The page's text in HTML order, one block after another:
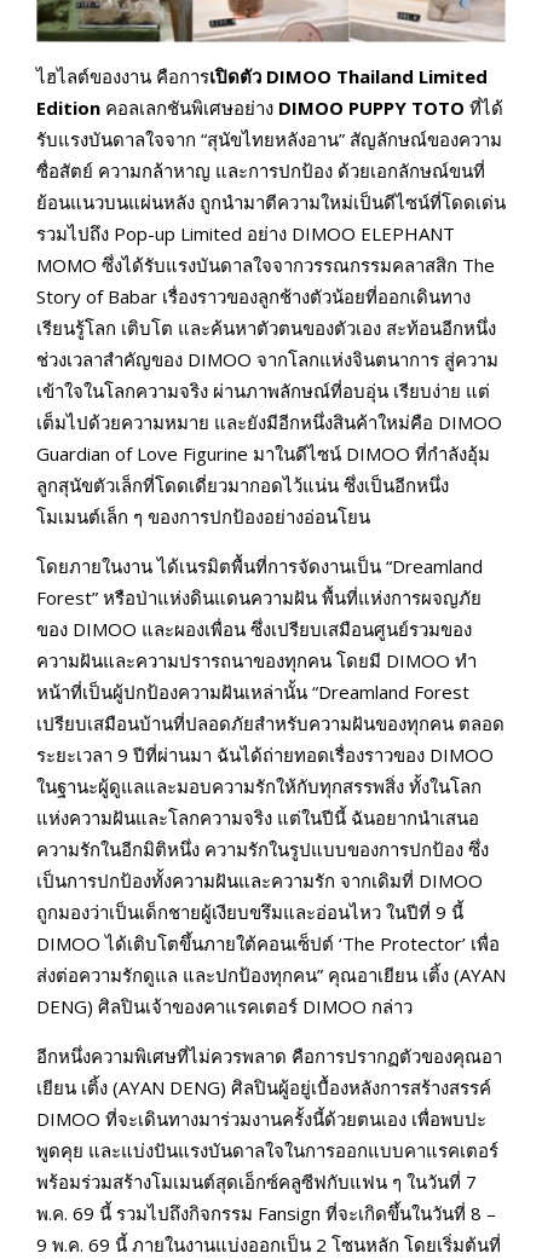
ไฮไลต์ของงาน คือการเปิดตัว DIMOO Thailand Limited
Edition คอลเลกชันพิเศษอย่าง DIMOO PUPPY TOTO ที่ได้
รับแรงบันดาลใจจาก “สุนัขไทยหลังอาน” สัญลักษณ์ของความ
ซื่อสัตย์ ความกล้าหาญ และการปกป้อง ด้วยเอกลักษณ์ขนที่
ย้อนแนวบนแผ่นหลัง ถูกนำมาตีความใหม่เป็นดีไซน์ที่โดดเด่น
รวมไปถึง Pop-up Limited อย่าง DIMOO ELEPHANT
MOMO ซึ่งได้รับแรงบันดาลใจจากวรรณกรรมคลาสสิก The
Story of Babar เรื่องราวของลูกช้างตัวน้อยที่ออกเดินทาง
เรียนรู้โลก เติบโต และค้นหาตัวตนของตัวเอง สะท้อนอีกหนึ่ง
ช่วงเวลาสำคัญของ DIMOO จากโลกแห่งจินตนาการ สู่ความ
เข้าใจในโลกความจริง ผ่านภาพลักษณ์ที่อบอุ่น เรียบง่าย แต่
เต็มไปด้วยความหมาย และยังมีอีกหนึ่งสินค้าใหม่คือ DIMOO
Guardian of Love Figurine มาในดีไซน์ DIMOO ที่กำลังอุ้ม
ลูกสุนัขตัวเล็กที่โดดเดี่ยวมากอดไว้แน่น ซึ่งเป็นอีกหนึ่ง
โมเมนต์เล็ก ๆ ของการปกป้องอย่างอ่อนโยน
โดยภายในงาน ได้เนรมิตพื้นที่การจัดงานเป็น “Dreamland
Forest” หรือป่าแห่งดินแดนความฝัน พื้นที่แห่งการผจญภัย
ของ DIMOO และผองเพื่อน ซึ่งเปรียบเสมือนศูนย์รวมของ
ความฝันและความปรารถนาของทุกคน โดยมี DIMOO ทำ
หน้าที่เป็นผู้ปกป้องความฝันเหล่านั้น “Dreamland Forest
เปรียบเสมือนบ้านที่ปลอดภัยสำหรับความฝันของทุกคน ตลอด
ระยะเวลา 9 ปีที่ผ่านมา ฉันได้ถ่ายทอดเรื่องราวของ DIMOO
ในฐานะผู้ดูแลและมอบความรักให้กับทุกสรรพสิ่ง ทั้งในโลก
แห่งความฝันและโลกความจริง แต่ในปีนี้ ฉันอยากนำเสนอ
ความรักในอีกมิติหนึ่ง ความรักในรูปแบบของการปกป้อง ซึ่ง
เป็นการปกป้องทั้งความฝันและความรัก จากเดิมที่ DIMOO
ถูกมองว่าเป็นเด็กชายผู้เงียบขรึมและอ่อนไหว ในปีที่ 9 นี้
DIMOO ได้เติบโตขึ้นภายใต้คอนเซ็ปต์ ‘The Protector’ เพื่อ
ส่งต่อความรักดูแล และปกป้องทุกคน” คุณอาเยียน เติ้ง (AYAN
DENG) ศิลปินเจ้าของคาแรคเตอร์ DIMOO กล่าว
อีกหนึ่งความพิเศษที่ไม่ควรพลาด คือการปรากฏตัวของคุณอา
เยียน เติ้ง (AYAN DENG) ศิลปินผู้อยู่เบื้องหลังการสร้างสรรค์
DIMOO ที่จะเดินทางมาร่วมงานครั้งนี้ด้วยตนเอง เพื่อพบปะ
พูดคุย และแบ่งปันแรงบันดาลใจในการออกแบบคาแรคเตอร์
พร้อมร่วมสร้างโมเมนต์สุดเอ็กซ์คลูซีฟกับแฟน ๆ ในวันที่ 7
พ.ค. 69 นี้ รวมไปถึงกิจกรรม Fansign ที่จะเกิดขึ้นในวันที่ 8 –
9 พ.ค. 69 นี้ ภายในงานแบ่งออกเป็น 2 โซนหลัก โดยเริ่มต้นที่